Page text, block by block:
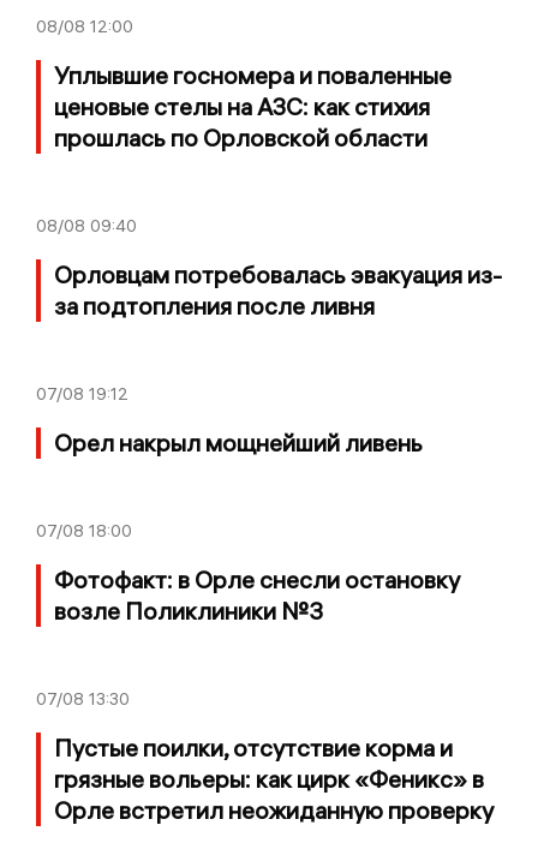
08/08 12:00
Уплывшие госномера и поваленные
ценовые стелы на АЗС: как стихия
прошлась по Орловской области
08/08 09:40
Орловцам потребовалась эвакуация из-
за подтопления после ливня
07/08 19:12
Орел накрыл мощнейший ливень
07/08 18:00
Фотофакт: в Орле снесли остановку
возле Поликлиники №3
07/08 13:30
Пустые поилки, отсутствие корма и
грязные вольеры: как цирк «Феникс» в
Орле встретил неожиданную проверку